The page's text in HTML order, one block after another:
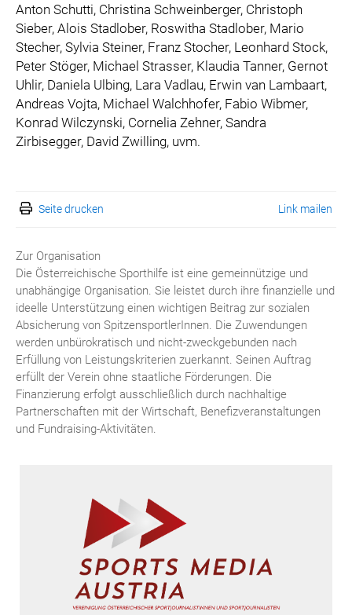
Anton Schutti, Christina Schweinberger, Christoph
Sieber, Alois Stadlober, Roswitha Stadlober, Mario
Stecher, Sylvia Steiner, Franz Stocher, Leonhard Stock,
Peter Stöger, Michael Strasser, Klaudia Tanner, Gernot
Uhlir, Daniela Ulbing, Lara Vadlau, Erwin van Lambaart,
Andreas Vojta, Michael Walchhofer, Fabio Wibmer,
Konrad Wilczynski, Cornelia Zehner, Sandra
Zirbisegger, David Zwilling, uvm.
Seite drucken Link mailen
Zur Organisation
Die Österreichische Sporthilfe ist eine gemeinnützige und
unabhängige Organisation. Sie leistet durch ihre finanzielle und
ideelle Unterstützung einen wichtigen Beitrag zur sozialen
Absicherung von SpitzensportlerInnen. Die Zuwendungen
werden unbürokratisch und nicht-zweckgebunden nach
Erfüllung von Leistungskriterien zuerkannt. Seinen Auftrag
erfüllt der Verein ohne staatliche Förderungen. Die
Finanzierung erfolgt ausschließlich durch nachhaltige
Partnerschaften mit der Wirtschaft, Benefizveranstaltungen
und Fundraising-Aktivitäten.